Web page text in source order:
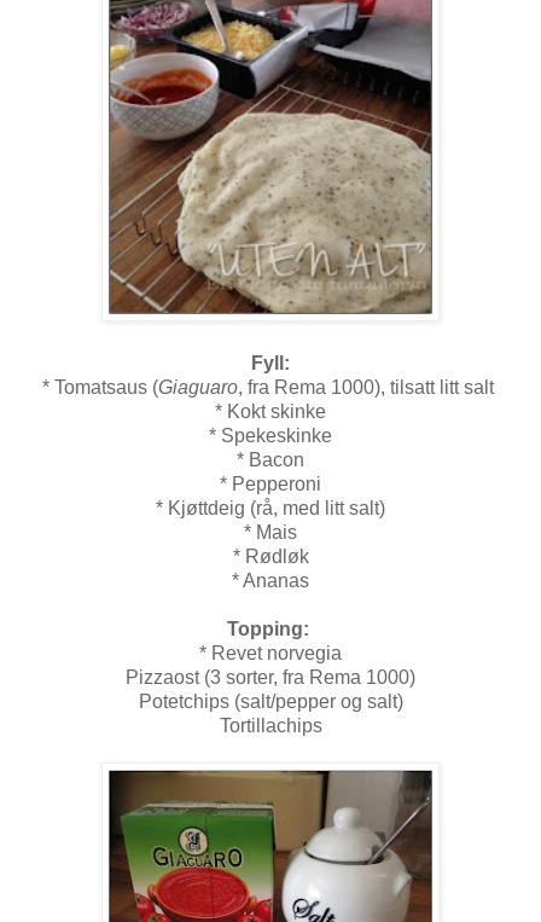
Fyll:
* Tomatsaus (Giaguaro, fra Rema 1000), tilsatt litt salt
* Kokt skinke
* Spekeskinke
* Bacon
* Pepperoni
* Kjøttdeig (rå, med litt salt)
* Mais
* Rødløk
* Ananas
Topping:
* Revet norvegia
Pizzaost (3 sorter, fra Rema 1000)
Potetchips (salt/pepper og salt)
Tortillachips